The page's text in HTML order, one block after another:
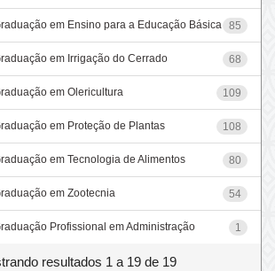
em Ensino para a Educação Básica 85
em Irrigação do Cerrado 68
em Olericultura 109
em Proteção de Plantas 108
em Tecnologia de Alimentos 80
em Zootecnia 54
Profissional em Administração 1
resultados 1 a 19 de 19